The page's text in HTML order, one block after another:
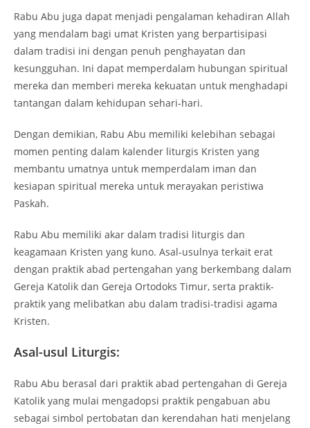
Rabu Abu juga dapat menjadi pengalaman kehadiran Allah
yang mendalam bagi umat Kristen yang berpartisipasi
dalam tradisi ini dengan penuh penghayatan dan
kesungguhan. Ini dapat memperdalam hubungan spiritual
mereka dan memberi mereka kekuatan untuk menghadapi
tantangan dalam kehidupan sehari-hari.
Dengan demikian, Rabu Abu memiliki kelebihan sebagai
momen penting dalam kalender liturgis Kristen yang
membantu umatnya untuk memperdalam iman dan
kesiapan spiritual mereka untuk merayakan peristiwa
Paskah.
Rabu Abu memiliki akar dalam tradisi liturgis dan
keagamaan Kristen yang kuno. Asal-usulnya terkait erat
dengan praktik abad pertengahan yang berkembang dalam
Gereja Katolik dan Gereja Ortodoks Timur, serta praktik-
praktik yang melibatkan abu dalam tradisi-tradisi agama
Kristen.
Asal-usul Liturgis:
Rabu Abu berasal dari praktik abad pertengahan di Gereja
Katolik yang mulai mengadopsi praktik pengabuan abu
sebagai simbol pertobatan dan kerendahan hati menjelang